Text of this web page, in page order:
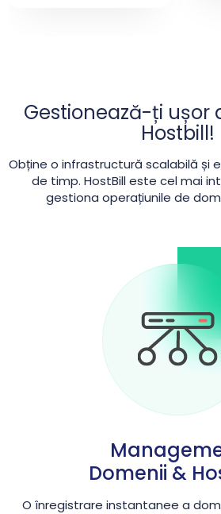
Gestionează-ți ușor
Hostbill!
Obține o infrastructură scalabilă și
de timp. HostBill este cel mai
gestiona operațiunile de
Domenii &
O înregistrare instantanee a